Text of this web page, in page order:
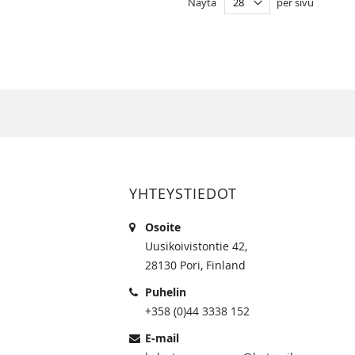
YHTEYSTIEDOT
Osoite
Uusikoivistontie 42,
28130 Pori, Finland
Puhelin
+358 (0)44 3338 152
E-mail